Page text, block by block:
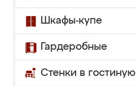
Шкафы-купе
Гардеробные
Стенки в гостиную